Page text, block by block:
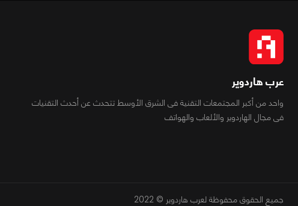
عرب هاردوير
واحد من أكبر المجتمعات التقنية فى الشرق الأوسط تتحدث عن أحدث التقنيات
فى مجال الهاردوير والألعاب والهواتف
جميع الحقوق محفوظة لعرب هاردوير © 2022